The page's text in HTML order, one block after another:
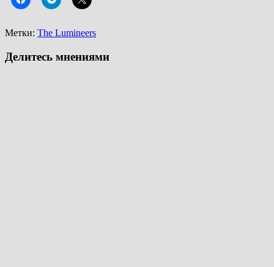
Метки: The Lumineers
Делитесь мнениями